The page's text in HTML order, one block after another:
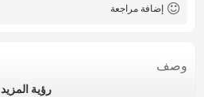
إضافة مراجعة
وصف
رؤية المزيد